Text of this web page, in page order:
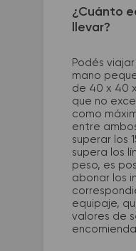
¿Cuánto
llevar?
Podés
mano
de 40 x 40
que no
como
entre
superar los
supera los
peso, es
abonar los
equipaje,
valores de